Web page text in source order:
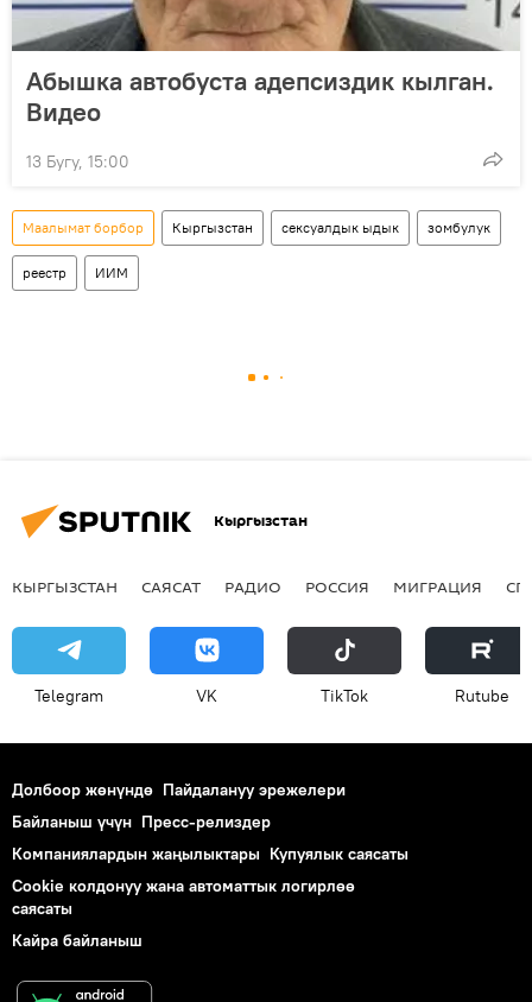
Абышка автобуста адепсиздик кылган.
Видео
13 Бугу, 15:00
Маалымат борбор Кыргызстан сексуалдык ыдык зомбулук
реестр ИИМ
Кыргызстан
КЫРГЫЗСТАН САЯСАТ РАДИО РОССИЯ МИГРАЦИЯ
Telegram VK ТikТоk Rutube
Долбоор жөнүндө Пайдалануу эрежелери
Байланыш үчүн Пресс-релиздер
Компаниялардын жаңылыктары Купуялык саясаты
Cookie колдонуу жана автоматтык логирлөө
саясаты
Кайра байланыш